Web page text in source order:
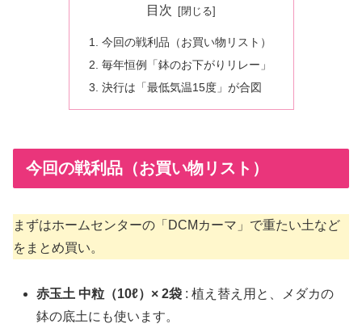
目次
今回の戦利品（お買い物リスト）
毎年恒例「鉢のお下がりリレー」
決行は「最低気温15度」が合図
今回の戦利品（お買い物リスト）
まずはホームセンターの「DCMカーマ」で重たい土など
をまとめ買い。
赤玉土 中粒（10ℓ）× 2袋 : 植え替え用と、メダカの
鉢の底土にも使います。